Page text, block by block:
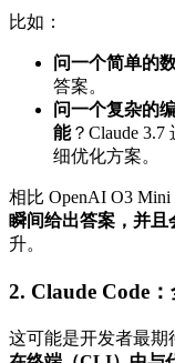
比如：
问一个简单的
答案。
问一个复杂的
能？Claude
细优化方案。
相比 OpenAI O3
瞬间给出答案，并且
升。
2. Claude Code
这可能是开发者最期